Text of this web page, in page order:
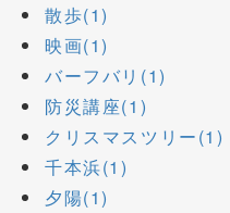
散歩(1)
映画(1)
バーフバリ(1)
防災講座(1)
クリスマスツリー(1)
千本浜(1)
夕陽(1)